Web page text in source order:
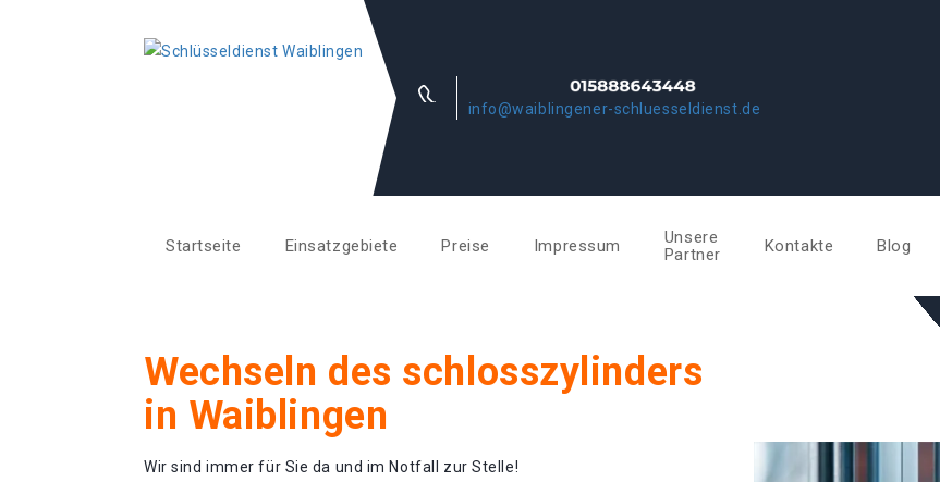
info@waiblingener-schluesseldienst.de
Startseite Einsatzgebiete Preise Impressum
Unsere
Partner
Kontakte Blog
Wechseln des schlosszylinders
in Waiblingen
Wir sind immer für Sie da und im Notfall zur Stelle!